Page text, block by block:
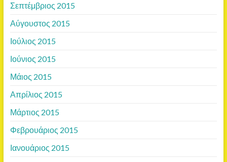
Σεπτέμβριος 2015
Αύγουστος 2015
Ιούλιος 2015
Ιούνιος 2015
Μάιος 2015
Απρίλιος 2015
Μάρτιος 2015
Φεβρουάριος 2015
Ιανουάριος 2015